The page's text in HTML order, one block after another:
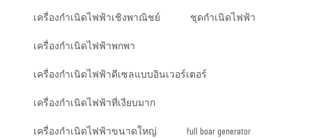
เครื่องกำเนิดไฟฟ้าเชิงพาณิชย์ ชุดกำเนิดไฟฟ้า
เครื่องกำเนิดไฟฟ้าพกพา
เครื่องกำเนิดไฟฟ้าดีเซลแบบอินเวอร์เตอร์
เครื่องกำเนิดไฟฟ้าที่เงียบมาก
เครื่องกำเนิดไฟฟ้าขนาดใหญ่ full boar generator